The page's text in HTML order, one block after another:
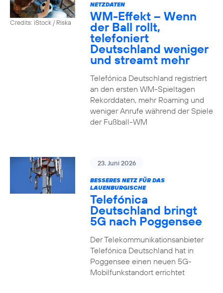
Credits: iStock / Riska
NETZDATEN
WM-Effekt – Wenn
der Ball rollt,
telefoniert
Deutschland weniger
und streamt mehr
Telefónica Deutschland registriert
an den ersten WM-Spieltagen
Rekorddaten, mehr Roaming und
weniger Anrufe während der Spiele
der Fußball-WM
23. Juni 2026
BESSERES NETZ FÜR DAS
LAUENBURGISCHE
Telefónica
Deutschland bringt
5G nach Poggensee
Der Telekommunikationsanbieter
Telefónica Deutschland hat in
Poggensee einen neuen 5G-
Mobilfunkstandort errichtet